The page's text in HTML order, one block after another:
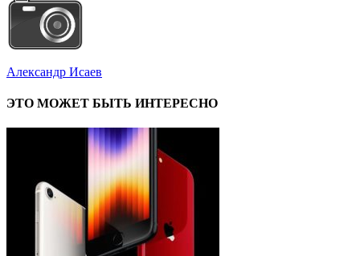
Александр Исаев
ЭТО МОЖЕТ БЫТЬ ИНТЕРЕСНО